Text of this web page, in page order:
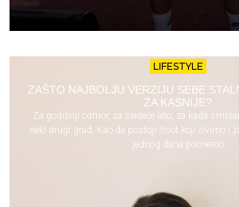
LIFESTYLE
ZAŠTO NAJBOLJU VERZIJU SEBE
ZA KASNIJE?
Za godišnji odmor, za sledeće leto, za kada
neki drugi grad. Kao da postoji život koji živimo i
jednog dana počnemo